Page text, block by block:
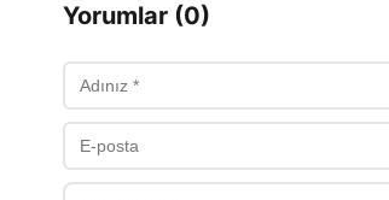
Yorumlar (0)